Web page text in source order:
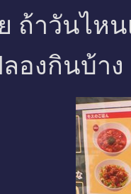
ถ้าวันไห
องกินบ้าง